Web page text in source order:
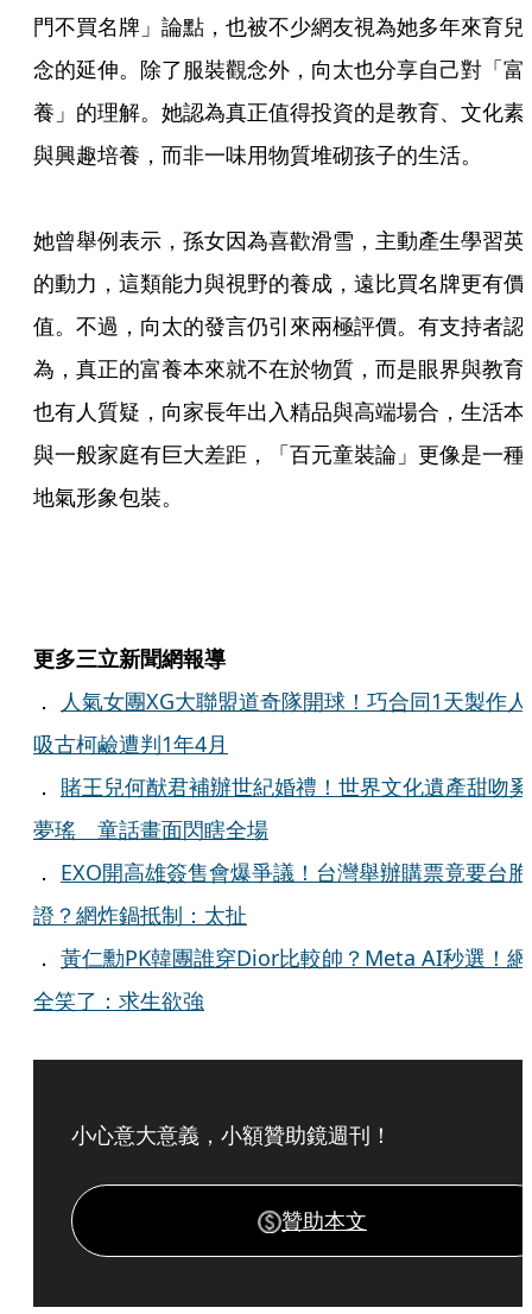
門不買名牌」論點，也被不少網友視為她多年來育兒
念的延伸。除了服裝觀念外，向太也分享自己對「富
養」的理解。她認為真正值得投資的是教育、文化素
與興趣培養，而非一味用物質堆砌孩子的生活。
她曾舉例表示，孫女因為喜歡滑雪，主動產生學習英
的動力，這類能力與視野的養成，遠比買名牌更有價
值。不過，向太的發言仍引來兩極評價。有支持者認
為，真正的富養本來就不在於物質，而是眼界與教育
也有人質疑，向家長年出入精品與高端場合，生活本
與一般家庭有巨大差距，「百元童裝論」更像是一種
地氣形象包裝。
更多三立新聞網報導
．
人氣女團XG大聯盟道奇隊開球！巧合同1天製作人
吸古柯鹼遭判1年4月
． 賭王兒何猷君補辦世紀婚禮！世界文化遺產甜吻奚
夢瑤 童話畫面閃瞎全場
． EXO開高雄簽售會爆爭議！台灣舉辦購票竟要台胞
證？網炸鍋抵制：太扯
． 黃仁勳PK韓團誰穿Dior比較帥？Meta AI秒選！網
全笑了：求生欲強
小心意大意義，小額贊助鏡週刊！
贊助本文